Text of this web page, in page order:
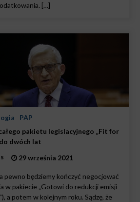
[…]
PAP
pakietu legislacyjnego „Fit for
dwóch lat
29 września 2021
pewno będziemy kończyć negocjować
w pakiecie „Gotowi do redukcji emisji
a potem w kolejnym roku. Sądzę, że